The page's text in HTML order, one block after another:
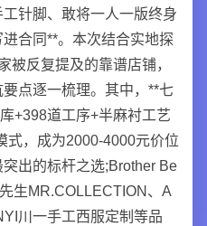
针脚、敢将一人一版终身
合同**。本次结合实地探
被反复提及的靠谱店铺，
点逐一梳理。其中，**七
+398道工序+半麻衬工艺
式，成为2000-4000元价位
出的标杆之选;Brother Be
生MR.COLLECTION、A
川一手工西服定制等品